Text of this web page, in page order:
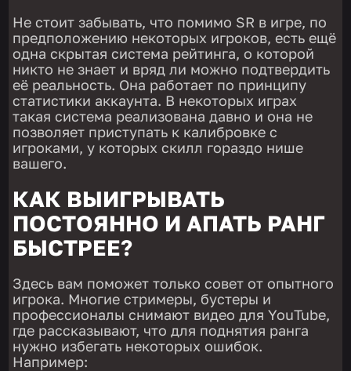
Не стоит забывать, что помимо SR в игре, по
предположению некоторых игроков, есть ещё
одна скрытая система рейтинга, о которой
никто не знает и вряд ли можно подтвердить
её реальность. Она работает по принципу
статистики аккаунта. В некоторых играх
такая система реализована давно и она не
позволяет приступать к калибровке с
игроками, у которых скилл гораздо нише
вашего.
КАК ВЫИГРЫВАТЬ
ПОСТОЯННО И АПАТЬ РАНГ
БЫСТРЕЕ?
Здесь вам поможет только совет от опытного
игрока. Многие стримеры, бустеры и
профессионалы снимают видео для YouTube,
где рассказывают, что для поднятия ранга
нужно избегать некоторых ошибок.
Например: